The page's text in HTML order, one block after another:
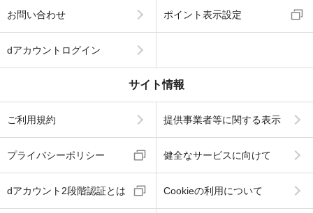
お問い合わせ ポイント表示設定
dアカウントログイン
サイト情報
ご利用規約 提供事業者等に関する表示
プライバシーポリシー 健全なサービスに向けて
dアカウント2段階認証とは Cookieの利用について